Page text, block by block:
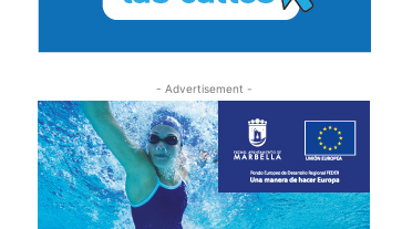
- Advertisement -